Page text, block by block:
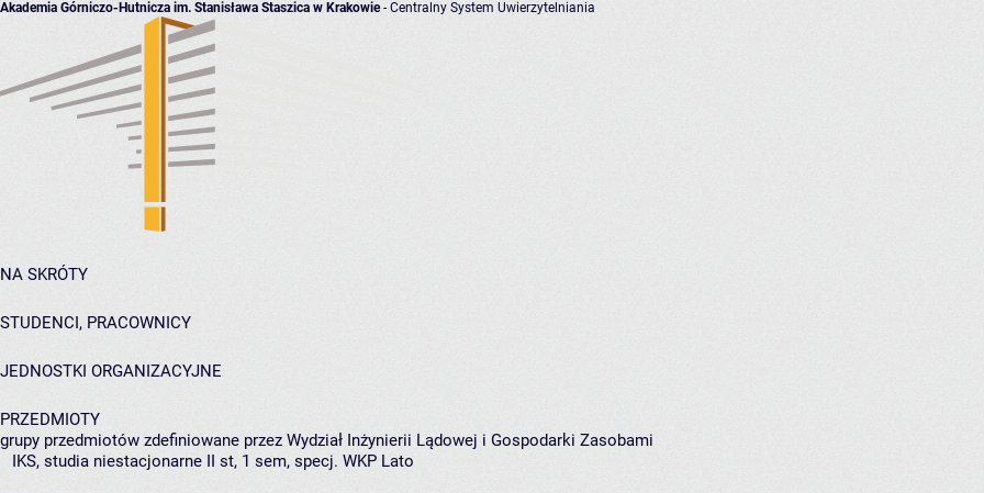
Akademia Górniczo-Hutnicza im. Stanisława Staszica w Krakowie- Centralny System Uwierzytelniania
NA SKRÓTY
STUDENCI, PRACOWNICY
JEDNOSTKI ORGANIZACYJNE
PRZEDMIOTY
grupy przedmiotów zdefiniowane przez Wydział Inżynierii Lądowej i Gospodarki Zasobami
IKS, studia niestacjonarne II st, 1 sem, specj. WKP Lato